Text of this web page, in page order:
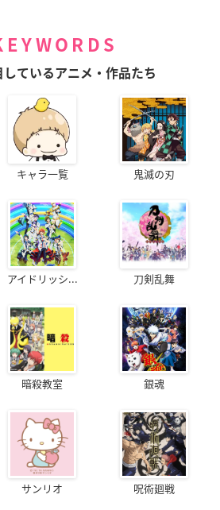
しているアニメ・作品たち
キャラ一覧 鬼滅の刃
アイドリッシ... 刀剣乱舞
暗殺教室 銀魂
サンリオ 呪術廻戦